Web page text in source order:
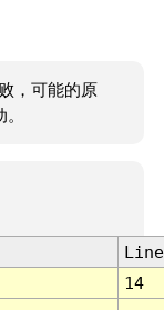
，可能的原
Line
14